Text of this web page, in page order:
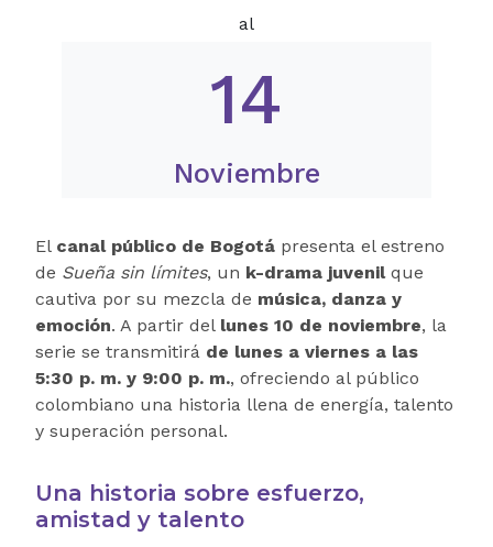
al
14
Noviembre
El canal público de Bogotá presenta el estreno
de Sueña sin límites, un k-drama juvenilque
cautiva por su mezcla de música, danza y
emoción. A partir del lunes 10 de noviembre, la
serie se transmitirá de lunes a viernes a las
5:30 p. m. y 9:00 p. m., ofreciendo al público
colombiano una historia llena de energía, talento
y superación personal.
Una historia sobre esfuerzo,
amistad y talento